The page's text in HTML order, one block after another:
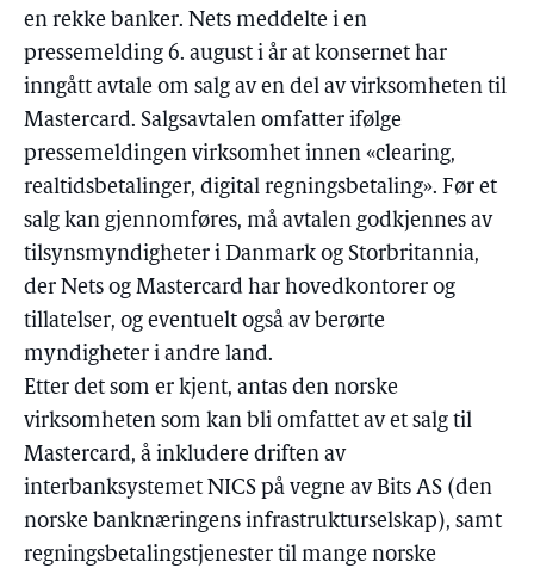
en rekke banker. Nets meddelte i en
pressemelding 6. august i år at konsernet har
inngått avtale om salg av en del av virksomheten til
Mastercard. Salgsavtalen omfatter ifølge
pressemeldingen virksomhet innen «clearing,
realtidsbetalinger, digital regningsbetaling». Før et
salg kan gjennomføres, må avtalen godkjennes av
tilsynsmyndigheter i Danmark og Storbritannia,
der Nets og Mastercard har hovedkontorer og
tillatelser, og eventuelt også av berørte
myndigheter i andre land.
Etter det som er kjent, antas den norske
virksomheten som kan bli omfattet av et salg til
Mastercard, å inkludere driften av
interbanksystemet NICS på vegne av Bits AS (den
norske banknæringens infrastrukturselskap), samt
regningsbetalingstjenester til mange norske